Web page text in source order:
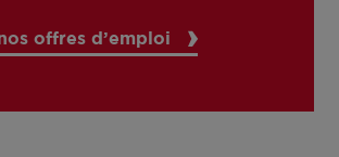
offres d’emploi